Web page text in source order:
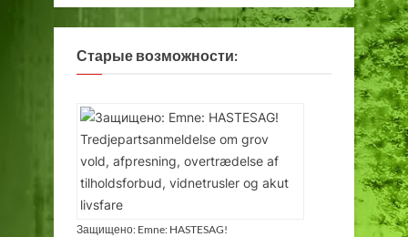
Старые возможности:
Защищено: Emne: HASTESAG!